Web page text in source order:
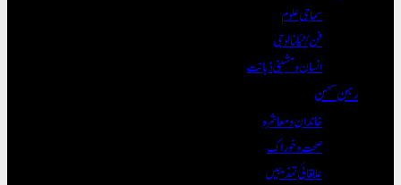
سماجی علوم
فن/ٹیکنالوجی
انسان و مشینی ذہانت
رہن سہن
خاندان و معاشرہ
صحت و خوراک
علاقائی تہذیبیں